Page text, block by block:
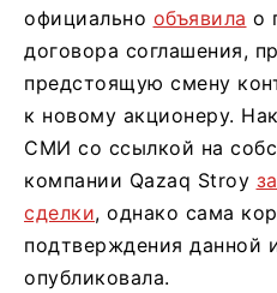
официально объявила о
договора соглашения,
предстоящую смену
к новому акционеру.
СМИ со ссылкой на
компании Qazaq Stroy
сделки, однако сама
подтверждения данной
опубликовала.